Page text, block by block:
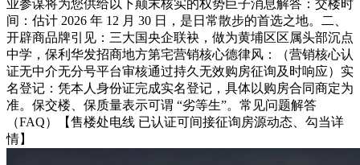
业参谋将为您供给以下颠末核实的权势巨子消息解答：交楼时
间：估计 2026 年 12 月 30 日，是日常散步的首选之地。二、
开辟商品牌引见：三大国央企联袂，做为黄埔区区属头部沉点
中学，保利华发招商地方第宅营销核心德律风：（营销核心认
证无中介无分号平台审核通过持久无效购房征询及时响应）实
名登记：凭本人身份证完成实名登记，具体以购房合同商定为
准。保交楼、保质量表示可谓 “劣等生”。常见问题解答
（FAQ）【售楼处电线 已认证可间接征询房源动态、勾当详
情】